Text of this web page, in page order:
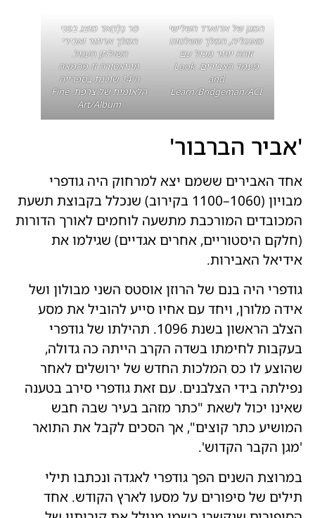
המגן של אדוארד השלישי
מאנגליה, המלך ששלטונו
זוהה יותר מכול עם
מעמד האבירים. Look
and
Learn/Bridgeman/ACI
סר גַלָהַאד מוצג בפני
המלך ארתור ואבירי
השולחן העגול.
מיניאטורה זו מהמאה
ה־14 שוכנת בספרייה
הלאומית של צרפת. Fine
Art/Album
'אביר הברבור'
אחד האבירים ששמם יצא למרחוק היה גודפרי
מבויון (1060–1100 בקירוב) שנכלל בקבוצת תשעת
המכובדים המורכבת מתשעה לוחמים לאורך הדורות
(חלקם היסטוריים, אחרים אגדיים) שגילמו את
אידיאל האבירות.
גודפרי היה בנם של הרוזן אוסטס השני מבולון ושל
אידה מלורן, ויחד עם אחיו סייע להוביל את מסע
הצלב הראשון בשנת 1096. תהילתו של גודפרי
בעקבות לחימתו בשדה הקרב הייתה כה גדולה,
שהוצע לו כס המלכות החדש של ירושלים לאחר
נפילתה בידי הצלבנים. עם זאת גודפרי סירב בטענה
שאינו יכול לשאת "כתר מזהב בעיר שבה חבש
המושיע כתר קוצים", אך הסכים לקבל את התואר
'מגן הקבר הקדוש'.
במרוצת השנים הפך גודפרי לאגדה ונכתבו תילי
תילים של סיפורים על מסעו לארץ הקודש. אחד